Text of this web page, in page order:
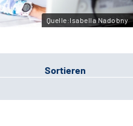
Quelle:Isabella Nadobny
Sortieren